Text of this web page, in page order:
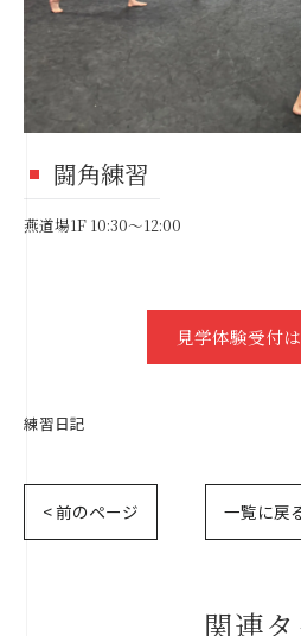
闘角練習
燕道場1F 10:30～12:00
見学体験受付
練習日記
< 前のページ 一覧に戻
関連